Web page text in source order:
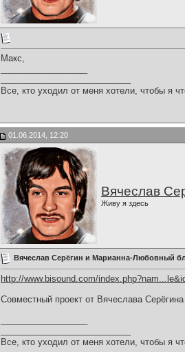
Макс,
Все, кто уходил от меня хотели, чтобы я
01.06.2014, 12:20
Вячеслав
Живу я здесь
Вячеслав Серёгин и Марианна-Любовный
http://www.bisound.com/
Совместный проект от Вячеслава
Все, кто уходил от меня хотели, чтобы я